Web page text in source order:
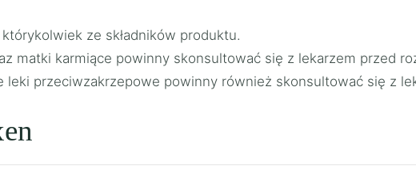
ze składników produktu.
matki karmiące powinny skonsultować się z lekarzem przed
leki przeciwzakrzepowe powinny również skonsultować się z